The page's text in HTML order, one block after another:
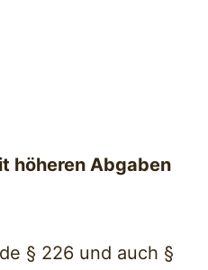
höheren Abgaben
§ 226 und auch §